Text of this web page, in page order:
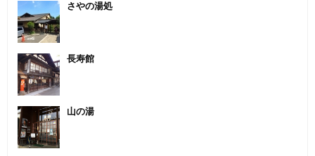
さやの湯処
長寿館
山の湯